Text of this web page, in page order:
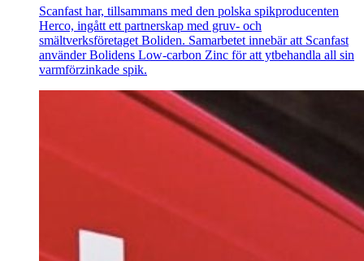
Scanfast har, tillsammans med den polska spikproducenten
Herco, ingått ett partnerskap med gruv- och
smältverksföretaget Boliden. Samarbetet innebär att Scanfast
använder Bolidens Low-carbon Zinc för att ytbehandla all sin
varmförzinkade spik.